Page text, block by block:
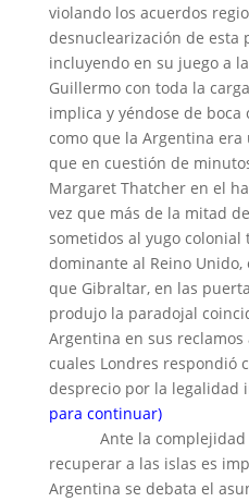
violando los acuerdos
desnuclearización de esta
incluyendo en su juego a
Guillermo con toda la
implica y yéndose de boca
como que la Argentina
que en cuestión de
Margaret Thatcher en el
vez que más de la mitad
sometidos al yugo colonial
dominante al Reino
que Gibraltar, en las
produjo la paradojal
Argentina en sus
cuales Londres respondió
desprecio por la legalidad
para continuar)
Ante la
recuperar a las islas es
Argentina se debata el